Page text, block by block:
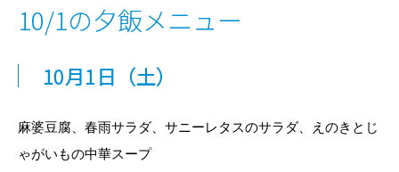
10/1の夕飯メニュー
10月1日 （土）
麻婆豆腐、春雨サラダ、サニーレタスのサラダ、えのきとじ
ゃがいもの中華スープ